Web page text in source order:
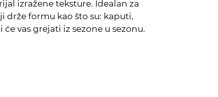
izražene teksture. Idealan za
drže formu kao što su: kaputi,
vas grejati iz sezone u sezonu.